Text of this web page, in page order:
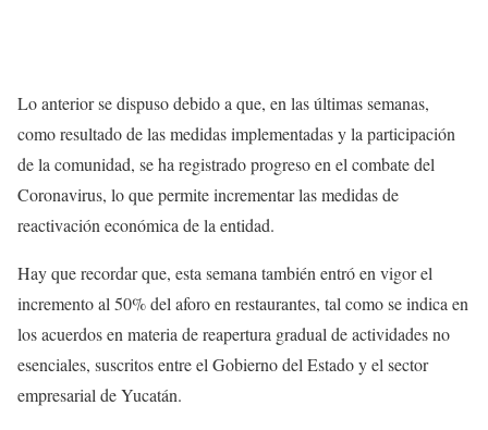
Lo anterior se dispuso debido a que, en las últimas semanas,
como resultado de las medidas implementadas y la participación
de la comunidad, se ha registrado progreso en el combate del
Coronavirus, lo que permite incrementar las medidas de
reactivación económica de la entidad.
Hay que recordar que, esta semana también entró en vigor el
incremento al 50% del aforo en restaurantes, tal como se indica en
los acuerdos en materia de reapertura gradual de actividades no
esenciales, suscritos entre el Gobierno del Estado y el sector
empresarial de Yucatán.